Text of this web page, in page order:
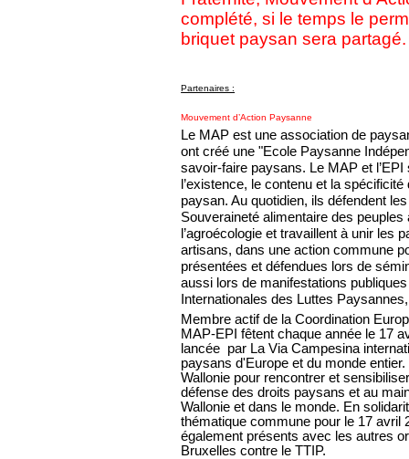
complété, si le temps le
briquet paysan sera partagé.
Partenaires :
Mouvement d’Action Paysanne
Le MAP est une association de
ont créé une "Ecole Paysanne
savoir-faire paysans. Le MAP et
l’existence, le contenu et la
paysan. Au quotidien, ils défendent
Souveraineté alimentaire des
l’agroécologie et travaillent à unir les
artisans, dans une action commune
présentées et défendues lors de
aussi lors de manifestations
Internationales des Luttes
Membre actif de la Coordination
MAP-EPI fêtent chaque année le 17
lancée par La Via Campesina
paysans d'Europe et du monde
Wallonie pour rencontrer et
défense des droits paysans et au
Wallonie et dans le monde. En
thématique commune pour le 17 avril
également présents avec les autres
Bruxelles contre le TTIP.